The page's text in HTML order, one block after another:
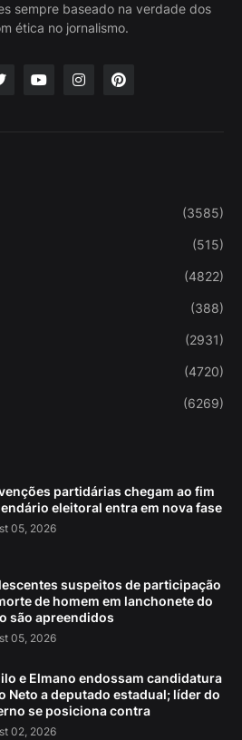
sempre baseado na verdade dos
ética no jornalismo.
(3585)
(515)
(4822)
(388)
(2931)
(4720)
(6269)
partidárias chegam ao fim
eleitoral entra em nova fase
05, 2026
suspeitos de participação
de homem em lanchonete do
são apreendidos
05, 2026
e Elmano endossam candidatura
Neto a deputado estadual; líder do
se posiciona contra
02, 2026